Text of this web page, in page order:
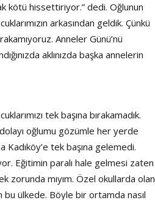
kötü hissettiriyor.” dedi. Oğlunun
arkasından geldik. Çünkü
Anneler Günü’nü
aklınızda başka annelerin
tek başına bırakamadık.
oğlumu gözümle her yerde
tek başına gelemedi.
Eğitimin paralı hale gelmesi zaten
zorunda mıyım. Özel okullarda olan
bu ülkede. Böyle bir ortamda nasıl